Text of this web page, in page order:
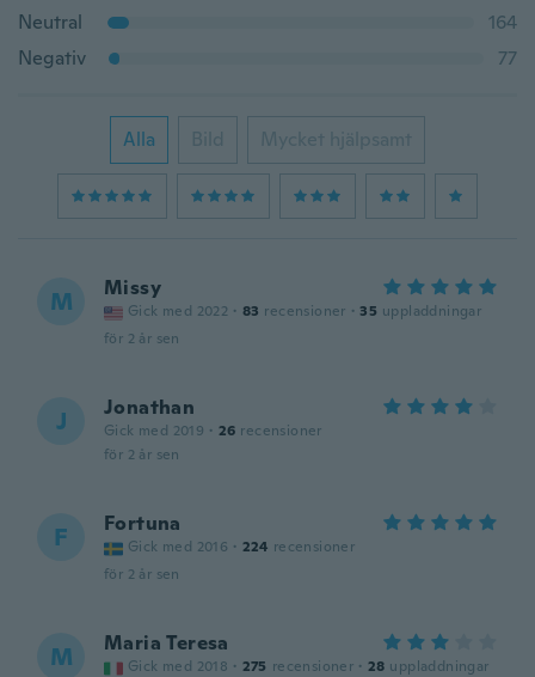
Neutral
164
Negativ
77
Alla Bild Mycket hjälpsamt
M Missy
Gick med 2022 · 83 recensioner · 35 uppladdningar
för 2 år sen
J Jonathan
Gick med 2019 · 26 recensioner
för 2 år sen
F Fortuna
Gick med 2016 · 224 recensioner
för 2 år sen
M Maria Teresa
Gick med 2018 · 275 recensioner · 28 uppladdningar